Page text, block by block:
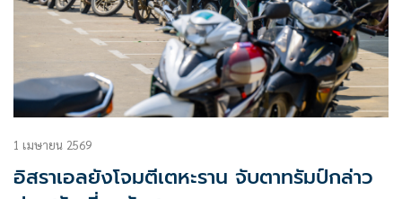
1 เมษายน 2569
อิสราเอลยังโจมตีเตหะราน จับตาทรัมป์กล่าว